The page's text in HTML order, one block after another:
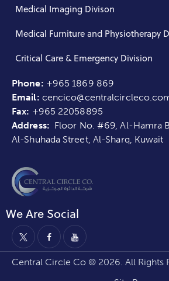
Medical Imaging Divison
Medical Furniture and Physiotherapy
Critical Care & Emergency Division
Phone: +965 1869 869
Email:
Fax: +965 22058895
Address: Floor No. #69, Al-Hamra
Al-Shuhada Street, Al-Sharq, Kuwait
We Are Social
Central Circle Co © 2026. All Rights